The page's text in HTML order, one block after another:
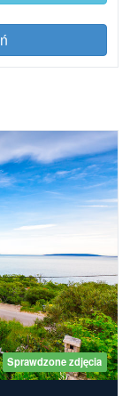
Sprawdzone zdjęcia